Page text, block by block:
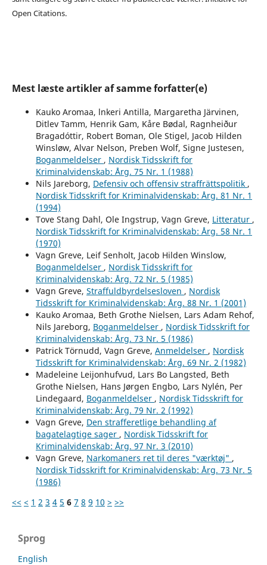
Open Citations.
Mest læste artikler af samme forfatter(e)
Kauko Aromaa, lnkeri Antilla, Margaretha Järvinen,
Ditlev Tamm, Henrik Gam, Kåre Bødal, Ragnheiður
Bragadóttir, Robert Boman, Ole Stigel, Jacob Hilden
Winsløw, Alvar Nelson, Preben Wolf, Signe Justesen,
Boganmeldelser , Nordisk Tidsskrift for
Kriminalvidenskab: Årg. 75 Nr. 1 (1988)
Nils Jareborg, Defensiv och offensiv straffrättspolitik ,
Nordisk Tidsskrift for Kriminalvidenskab: Årg. 81 Nr. 1
(1994)
Tove Stang Dahl, Ole Ingstrup, Vagn Greve, Litteratur ,
Nordisk Tidsskrift for Kriminalvidenskab: Årg. 58 Nr. 1
(1970)
Vagn Greve, Leif Senholt, Jacob Hilden Winslow,
Boganmeldelser , Nordisk Tidsskrift for
Kriminalvidenskab: Årg. 72 Nr. 5 (1985)
Vagn Greve, Straffuldbyrdelsesloven , Nordisk
Tidsskrift for Kriminalvidenskab: Årg. 88 Nr. 1 (2001)
Kauko Aromaa, Beth Grothe Nielsen, Lars Adam Rehof,
Nils Jareborg, Boganmeldelser , Nordisk Tidsskrift for
Kriminalvidenskab: Årg. 73 Nr. 5 (1986)
Patrick Törnudd, Vagn Greve, Anmeldelser , Nordisk
Tidsskrift for Kriminalvidenskab: Årg. 69 Nr. 2 (1982)
Madeleine Leijonhufvud, Lars Bo Langsted, Beth
Grothe Nielsen, Hans Jørgen Engbo, Lars Nylén, Per
Lindegaard, Boganmeldelser , Nordisk Tidsskrift for
Kriminalvidenskab: Årg. 79 Nr. 2 (1992)
Vagn Greve, Den strafferetlige behandling af
bagatelagtige sager , Nordisk Tidsskrift for
Kriminalvidenskab: Årg. 97 Nr. 3 (2010)
Vagn Greve, Narkomaners ret til deres "værktøj" ,
Nordisk Tidsskrift for Kriminalvidenskab: Årg. 73 Nr. 5
(1986)
<< < 1 2 3 4 5 6 7 8 9 10 > >>
Sprog
English